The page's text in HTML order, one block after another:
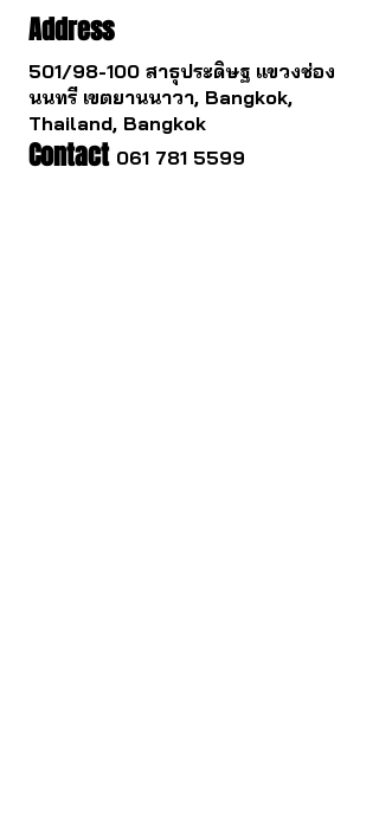
Address
501/98-100 สาธุประดิษฐ แขวงช่อง
นนทรี เขตยานนาวา, Bangkok,
Thailand, Bangkok
Contact 061 781 5599